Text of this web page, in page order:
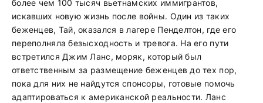
более чем 100 тысяч вьетнамских иммигрантов,
искавших новую жизнь после войны. Один из таких
беженцев, Тай, оказался в лагере Пенделтон, где его
переполняла безысходность и тревога. На его пути
встретился Джим Ланс, моряк, который был
ответственным за размещение беженцев до тех пор,
пока для них не найдутся спонсоры, готовые помочь
адаптироваться к американской реальности. Ланс